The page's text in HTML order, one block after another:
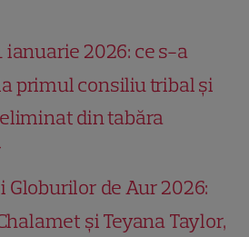
ianuarie 2026: ce s-a
primul consiliu tribal și
din tabăra
Globurilor de Aur 2026:
și Teyana Taylor,